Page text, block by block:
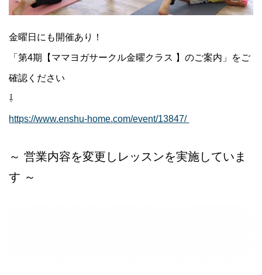
金曜日にも開催あり！
「第4期【ママヨガサークル金曜クラス 】のご案内」をご
確認ください
⇩
https://www.enshu-home.com/event/13847/
～ 営業内容を変更しレッスンを実施していま
す ～